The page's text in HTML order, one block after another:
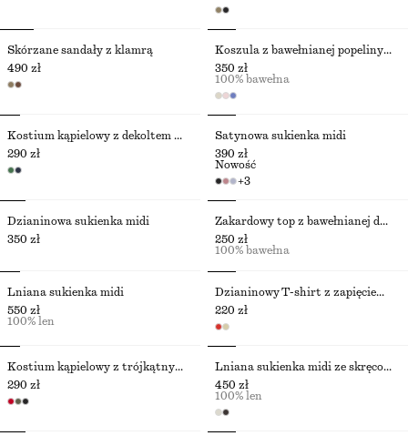
Skórzane sandały z klamrą
490 zł
Koszula z bawełnianej popeliny z wiązaniem
350 zł
100% bawełna
Kostium kąpielowy z dekoltem w szpic
290 zł
Satynowa sukienka midi
390 zł
+3
Nowość
Dzianinowa sukienka midi
350 zł
Żakardowy top z bawełnianej dzianiny pointelle
250 zł
100% bawełna
Lniana sukienka midi
550 zł
100% len
Dzianinowy T-shirt z zapięciem na guziki
220 zł
Kostium kąpielowy z trójkątnym wycięciem
290 zł
Lniana sukienka midi ze skręconym ramiączkiem
450 zł
100% len